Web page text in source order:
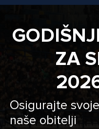
ZA
Osigurajte
naše obitelji